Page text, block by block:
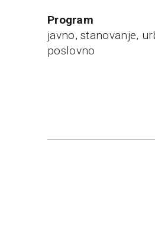
program
javno, stanovanje,
poslovno